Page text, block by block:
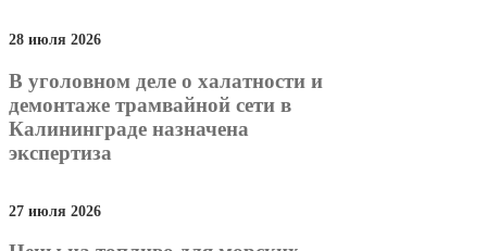
28 июля 2026
В уголовном деле о халатности и
демонтаже трамвайной сети в
Калининграде назначена
экспертиза
27 июля 2026